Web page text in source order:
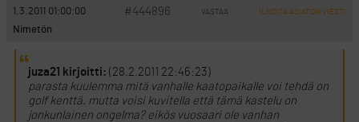
1.3.2011 01:00:00 #444896 VASTAA ILMOITA ASIATON VIESTI
Nimetön
juza21 kirjoitti: (28.2.2011 22:46:23)
parasta kuulemma mitä vanhalle kaatopaikalle voi tehdä on
golf kenttä. mutta voisi kuvitella että tämä kastelu on
jonkunlainen ongelma? eikös vuosaari ole vanhan